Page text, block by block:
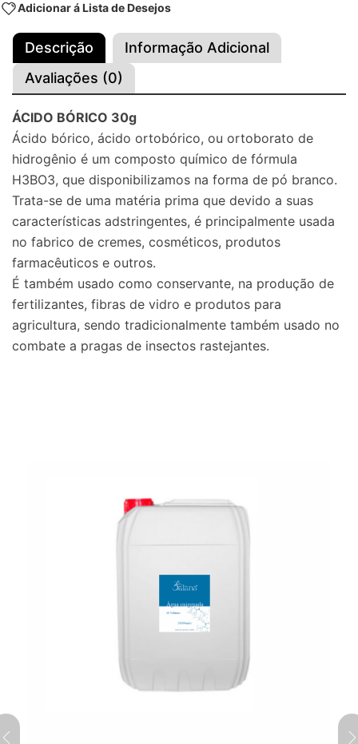
Adicionar á Lista de Desejos
Descrição
Informação Adicional
Avaliações (0)
ÁCIDO BÓRICO 30g
Ácido bórico, ácido ortobórico, ou ortoborato de
hidrogênio é um composto químico de fórmula
H3BO3, que disponibilizamos na forma de pó branco.
Trata-se de uma matéria prima que devido a suas
características adstringentes, é principalmente usada
no fabrico de cremes, cosméticos, produtos
farmacêuticos e outros.
É também usado como conservante, na produção de
fertilizantes, fibras de vidro e produtos para
agricultura, sendo tradicionalmente também usado no
combate a pragas de insectos rastejantes.